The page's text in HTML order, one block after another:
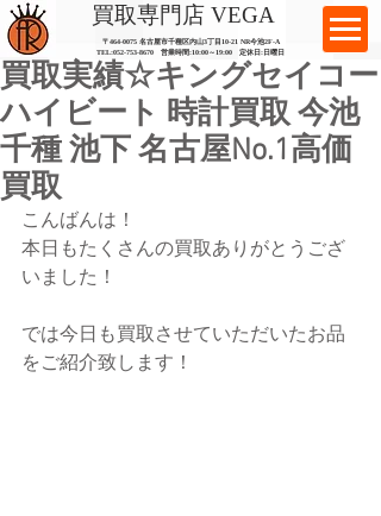
​買取専門店 VEGA
〒464-0075 名古屋市千種区内山3丁目10-21 ​ NR今池2F-A​
TEL:052-753-8670 営業時間:10:00～19:00​ 定休日:日曜日
買取実績☆キングセイコー
ハイビート 時計買取 今池
千種 池下 名古屋No.1高価
買取
こんばんは！
本日もたくさんの買取ありがとうござ
いました！
では今日も買取させていただいたお品
をご紹介致します！